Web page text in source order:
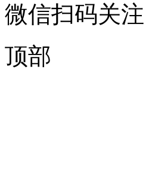
微信扫码关注
顶部